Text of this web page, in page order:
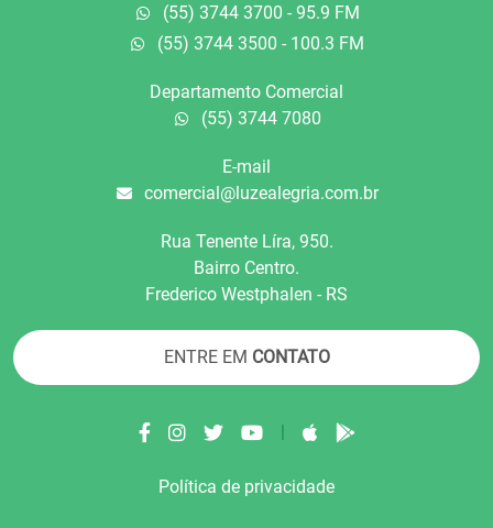
(55) 3744 3700 - 95.9 FM
(55) 3744 3500 - 100.3 FM
Departamento Comercial
(55) 3744 7080
E-mail
comercial@luzealegria.com.br
Rua Tenente Líra, 950.
Bairro Centro.
Frederico Westphalen - RS
ENTRE EM CONTATO
|
Política de privacidade